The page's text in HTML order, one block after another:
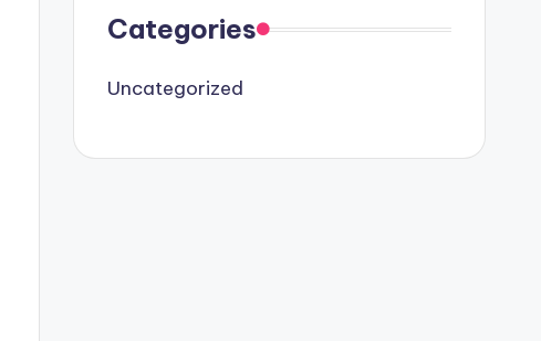
Categories
Uncategorized